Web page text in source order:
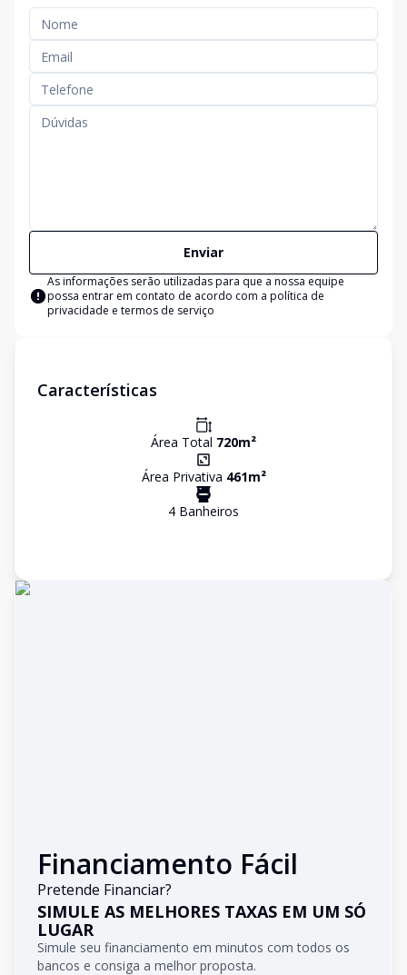
Enviar
As informações serão utilizadas para que a nossa equipe
possa entrar em contato de acordo com a política de
privacidade e termos de serviço
Características
Área Total 720m²
Área Privativa 461m²
4 Banheiros
Financiamento Fácil
Pretende Financiar?
SIMULE AS MELHORES TAXAS EM UM SÓ
LUGAR
Simule seu financiamento em minutos com todos os
bancos e consiga a melhor proposta.